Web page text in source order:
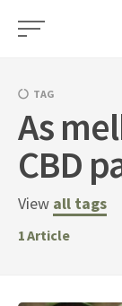
Skip
TAG
As
CBD
View all tags
1Article